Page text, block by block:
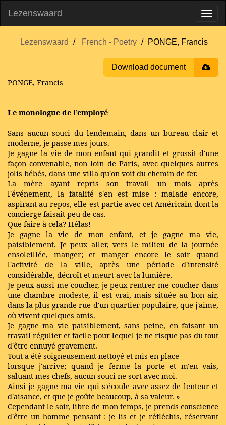
Lezenswaard
Lezenswaard French - Poetry PONGE, Francis
Download document
PONGE, Francis
Le monologue de l’employé
Sans aucun souci du lendemain, dans un bureau clair et
moderne, je passe mes jours.
Je gagne la vie de mon enfant qui grandit et grossit d'une
façon convenable, non loin de Paris, avec quelques autres
jolis bébés, dans une villa qu'on voit du chemin de fer.
La mère ayant repris son travail un mois après
l'événement, la fatalité s'en est mise : malade encore,
aspirant au repos, elle est partie avec cet Américain dont la
concierge faisait peu de cas.
Que faire à cela? Hélas!
Je gagne la vie de mon enfant, et je gagne ma vie,
paisiblement. Je peux aller, vers le milieu de la journée
ensoleillée, manger; et manger encore le soir quand
l'activité de la ville, après une période d'intensité
considérable, décroît et meurt avec la lumière.
Je peux aussi me coucher, je peux rentrer me coucher dans
une chambre modeste, il est vrai, mais située au bon air,
dans la plus grande rue d'un quartier populaire, que j'aime,
où vivent quelques amis.
Je gagne ma vie paisiblement, sans peine, en faisant un
travail régulier et facile pour lequel je ne risque pas du tout
d'être ennuyé gravement.
Tout a été soigneusement nettoyé et mis en place
lorsque j'arrive; quand je ferme la porte et m'en vais,
saluant mes chefs, aucun souci ne sort avec moi.
Ainsi je gagne ma vie qui s'écoule avec assez de lenteur et
d'aisance, et que je goûte beaucoup, à sa valeur. »
Cependant le soir, libre de mon temps, je prends conscience
d'être un homme pensant : je lis et je réfléchis, réservant